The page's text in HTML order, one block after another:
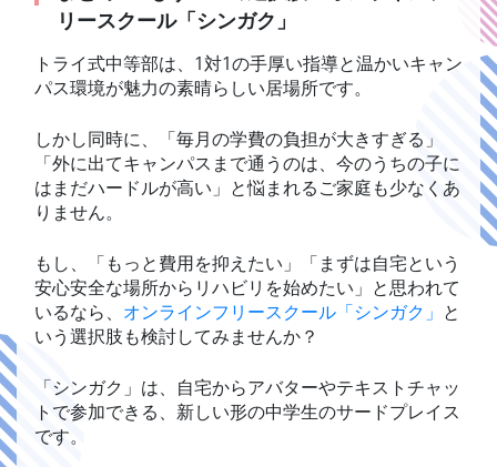
リースクール「シンガク」
トライ式中等部は、1対1の手厚い指導と温かいキャン
パス環境が魅力の素晴らしい居場所です。
しかし同時に、「毎月の学費の負担が大きすぎる」
「外に出てキャンパスまで通うのは、今のうちの子に
はまだハードルが高い」と悩まれるご家庭も少なくあ
りません。
もし、「もっと費用を抑えたい」「まずは自宅という
安心安全な場所からリハビリを始めたい」と思われて
いるなら、 オンラインフリースクール「シンガク」 と
いう選択肢も検討してみませんか？
「シンガク」は、自宅からアバターやテキストチャッ
トで参加できる、新しい形の中学生のサードプレイス
です。